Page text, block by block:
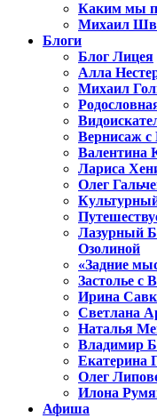
Каким мы
Михаил
Блоги
Блог Лицея
Алла
Михаил
Вернисаж
Валентина
Лариса
Олег
Лазурный
Озолиной
«Задние
Застолье с
Ирина
Светлана
Наталья
Владимир
Екатерина
Олег
Илона
Афиша